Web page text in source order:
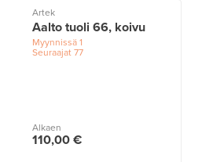
Artek
Aalto tuoli 66, koivu
Myynnissä1
Seuraajat 77
Alkaen
110,00 €